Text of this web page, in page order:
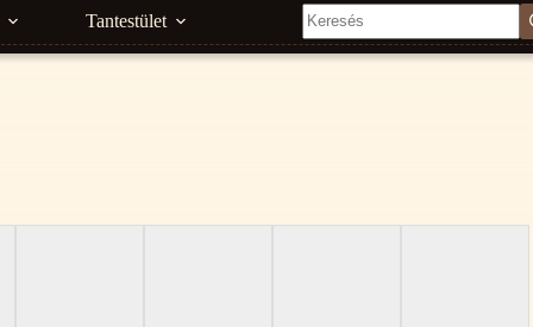
Tantestület
Nincs
találat